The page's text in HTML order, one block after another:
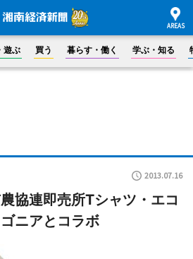
遊ぶ 買う 暮らす・働く 学ぶ・知る
2013.07.16
協連即売所Tシャツ・エコ
ニアとコラボ